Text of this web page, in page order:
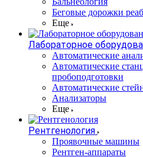
Беговые дорожки
Еще
Лабораторное
Автоматические
Автоматические
пробоподготовки
Автоматические
Анализаторы
Еще
Рентгенология
Проявочные машины
Рентген-аппараты